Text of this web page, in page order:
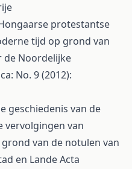
protestantse
tijd op grond van
de Noordelijke
No. 9 (2012):
geschiedenis van de
vervolgingen van
van de notulen van
en LandeActa